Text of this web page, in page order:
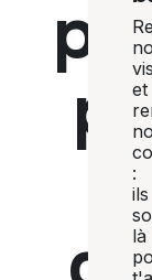
et
:
ils
là